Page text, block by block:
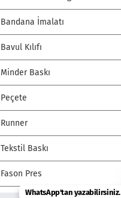
Bandana İmalatı
Bavul Kılıfı
Minder Baskı
Peçete
Runner
Tekstil Baskı
Fason Pres
WhatsApp'tan yazabilirsiniz.